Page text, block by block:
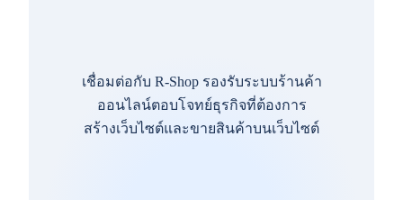
เชื่อมต่อกับ R-Shop รองรับระบบร้านค้า
ออนไลน์ตอบโจทย์ธุรกิจที่ต้องการ
สร้างเว็บไซต์และขายสินค้าบนเว็บไซต์